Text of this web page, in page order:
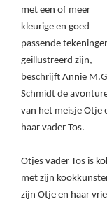
met een of meer
kleurige en goed
passende
geillustreerd zijn,
beschrijft Annie
Schmidt de
van het meisje Otje
haar vader Tos.
Otjes vader Tos is
met zijn
zijn Otje en haar